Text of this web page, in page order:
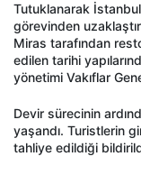
Tutuklanarak
görevinden
Miras tarafından
edilen tarihi
yönetimi Vakıflar
Devir sürecinin
yaşandı. Turistlerin
tahliye edildiği